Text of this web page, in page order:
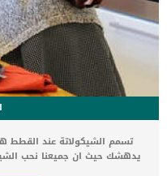
تسمم الشيكولاتة عند القطط
يدهشك حيث ان جميعنا نحب